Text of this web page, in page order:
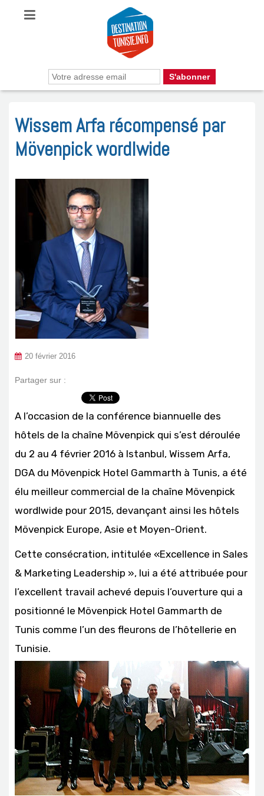
Wissem Arfa récompensé par
Mövenpick wordlwide
20 février 2016
Partager sur :
A l’occasion de la conférence biannuelle des
hôtels de la chaîne Mövenpick qui s’est déroulée
du 2 au 4 février 2016 à Istanbul, Wissem Arfa,
DGA du Mövenpick Hotel Gammarth à Tunis, a été
élu meilleur commercial de la chaîne Mövenpick
wordlwide pour 2015, devançant ainsi les hôtels
Mövenpick Europe, Asie et Moyen-Orient.
Cette consécration, intitulée «Excellence in Sales
& Marketing Leadership », lui a été attribuée pour
l’excellent travail achevé depuis l’ouverture qui a
positionné le Mövenpick Hotel Gammarth de
Tunis comme l’un des fleurons de l’hôtellerie en
Tunisie.